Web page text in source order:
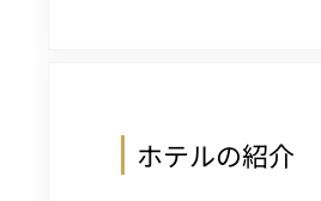
ホテルの紹介